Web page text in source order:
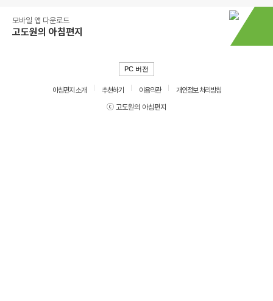
모바일 앱 다운로드
고도원의 아침편지
PC 버전
아침편지 소개 추천하기 이용약관
개인정보 처리방침
ⓒ 고도원의 아침편지